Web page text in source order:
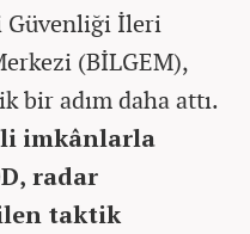
Güvenliği İleri
(BİLGEM),
bir adım daha attı.
imkânlarla
radar
taktik